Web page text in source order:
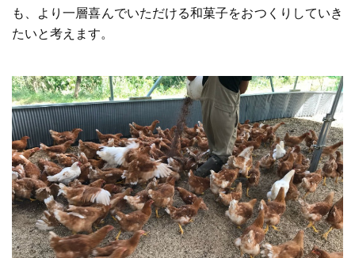
も、より一層喜んでいただける和菓子をおつくりしていき
たいと考えます。